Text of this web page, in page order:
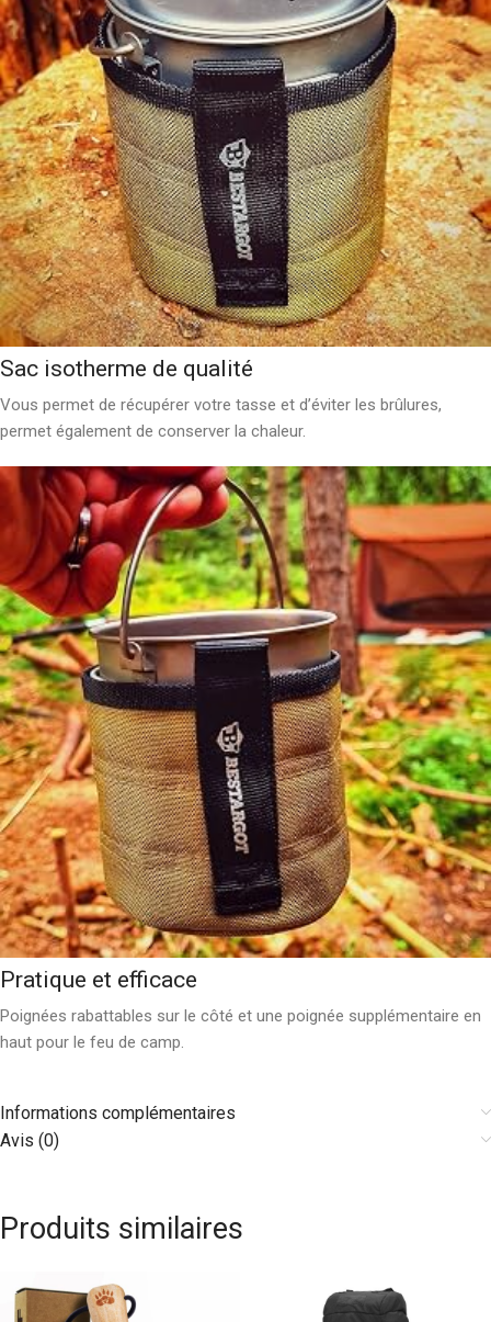
Sac isotherme de qualité
Vous permet de récupérer votre tasse et d’éviter les brûlures,
permet également de conserver la chaleur.
Pratique et efficace
Poignées rabattables sur le côté et une poignée supplémentaire en
haut pour le feu de camp.
Informations complémentaires
Avis (0)
Produits similaires